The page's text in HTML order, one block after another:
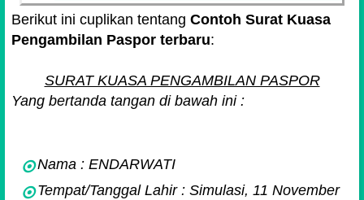
Berikut ini cuplikan tentang Contoh Surat Kuasa
Pengambilan Paspor terbaru:
SURAT KUASA PENGAMBILAN PASPOR
Yang bertanda tangan di bawah ini :
Nama : ENDARWATI
Tempat/Tanggal Lahir : Simulasi, 11 November